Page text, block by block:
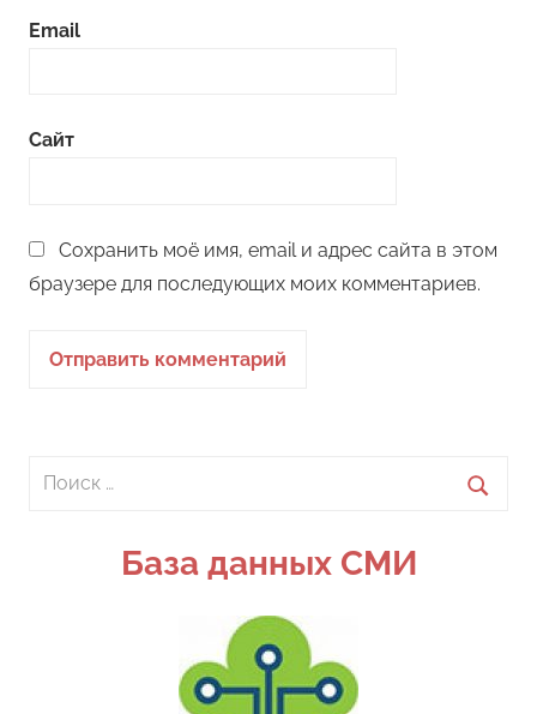
Email
Сайт
Сохранить моё имя, email и адрес сайта в этом
браузере для последующих моих комментариев.
Поиск
База данных СМИ